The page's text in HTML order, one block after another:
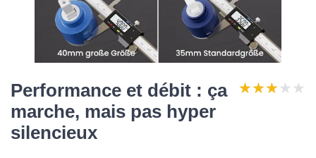
Performance et débit : ça
marche, mais pas hyper
silencieux
★★★★★
★★★★★